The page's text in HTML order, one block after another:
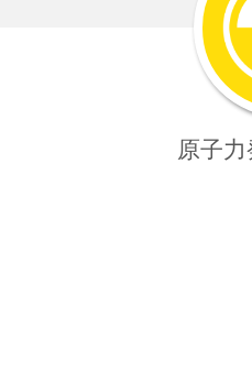
その根拠
確かに相
家族性高
中性脂肪
多くなり
一般に中
原子